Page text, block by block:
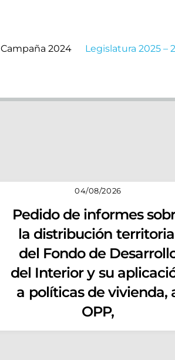
Campaña 2024 Legislatura 2025 –
04/08/2026
Pedido de informes
la distribución
del Fondo de
del Interior y su
a políticas de vivienda,
OPP,